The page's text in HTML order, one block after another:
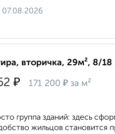
07.08.2026
вторичка, 29м², 8/18
₽ 171 200 ₽ за м²
группа зданий: здесь
жильцов становится